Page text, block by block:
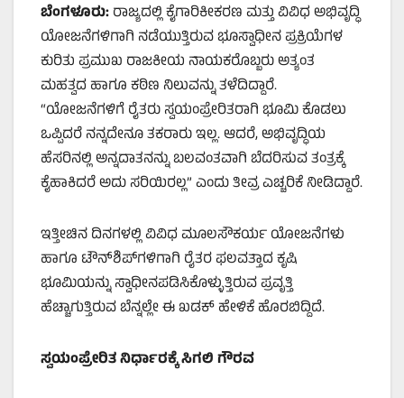
ಬೆಂಗಳೂರು:ರಾಜ್ಯದಲ್ಲಿ ಕೈಗಾರಿಕೀಕರಣ ಮತ್ತು ವಿವಿಧ ಅಭಿವೃದ್ಧಿ
ಯೋಜನೆಗಳಿಗಾಗಿ ನಡೆಯುತ್ತಿರುವ ಭೂಸ್ವಾಧೀನ ಪ್ರಕ್ರಿಯೆಗಳ
ಕುರಿತು ಪ್ರಮುಖ ರಾಜಕೀಯ ನಾಯಕರೊಬ್ಬರು ಅತ್ಯಂತ
ಮಹತ್ವದ ಹಾಗೂ ಕಠಿಣ ನಿಲುವನ್ನು ತಳೆದಿದ್ದಾರೆ.
“ಯೋಜನೆಗಳಿಗೆ ರೈತರು ಸ್ವಯಂಪ್ರೇರಿತರಾಗಿ ಭೂಮಿ ಕೊಡಲು
ಒಪ್ಪಿದರೆ ನನ್ನದೇನೂ ತಕರಾರು ಇಲ್ಲ. ಆದರೆ, ಅಭಿವೃದ್ಧಿಯ
ಹೆಸರಿನಲ್ಲಿ ಅನ್ನದಾತನನ್ನು ಬಲವಂತವಾಗಿ ಬೆದರಿಸುವ ತಂತ್ರಕ್ಕೆ
ಕೈಹಾಕಿದರೆ ಅದು ಸರಿಯಿರಲ್ಲ” ಎಂದು ತೀವ್ರ ಎಚ್ಚರಿಕೆ ನೀಡಿದ್ದಾರೆ.
ಇತ್ತೀಚಿನ ದಿನಗಳಲ್ಲಿ ವಿವಿಧ ಮೂಲಸೌಕರ್ಯ ಯೋಜನೆಗಳು
ಹಾಗೂ ಟೌನ್‌ಶಿಪ್‌ಗಳಿಗಾಗಿ ರೈತರ ಫಲವತ್ತಾದ ಕೃಷಿ
ಭೂಮಿಯನ್ನು ಸ್ವಾಧೀನಪಡಿಸಿಕೊಳ್ಳುತ್ತಿರುವ ಪ್ರವೃತ್ತಿ
ಹೆಚ್ಚಾಗುತ್ತಿರುವ ಬೆನ್ನಲ್ಲೇ ಈ ಖಡಕ್ ಹೇಳಿಕೆ ಹೊರಬಿದ್ದಿದೆ.
ಸ್ವಯಂಪ್ರೇರಿತ ನಿರ್ಧಾರಕ್ಕೆ ಸಿಗಲಿ ಗೌರವ